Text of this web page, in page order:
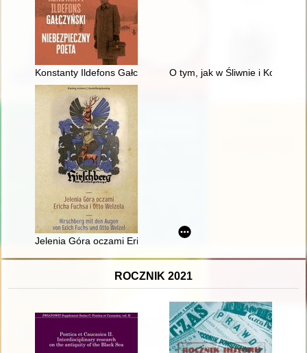
Konstanty Ildefons Gałczyński : niebezpieczny poeta
O tym, jak w Śliwnie i
Jelenia Góra oczami Ericha Fuchsa i Otto Welzela =
ROCZNIK 2021